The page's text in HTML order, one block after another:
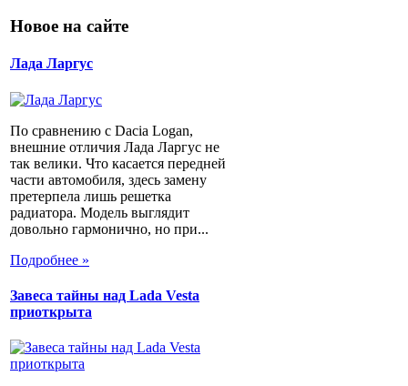
Новое на сайте
Лада Ларгус
По сравнению с Dacia Logan,
внешние отличия Лада Ларгус не
так велики. Что касается передней
части автомобиля, здесь замену
претерпела лишь решетка
радиатора. Модель выглядит
довольно гармонично, но при...
Подробнее »
Завеса тайны над Lada Vesta
приоткрыта